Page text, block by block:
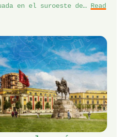
en el suroeste de… Read